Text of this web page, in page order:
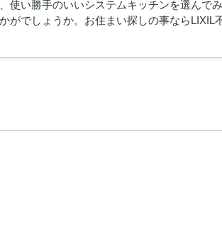
使い勝手のいいシステムキッチンを選んで
がでしょうか。お住まい探しの事ならLIXIL